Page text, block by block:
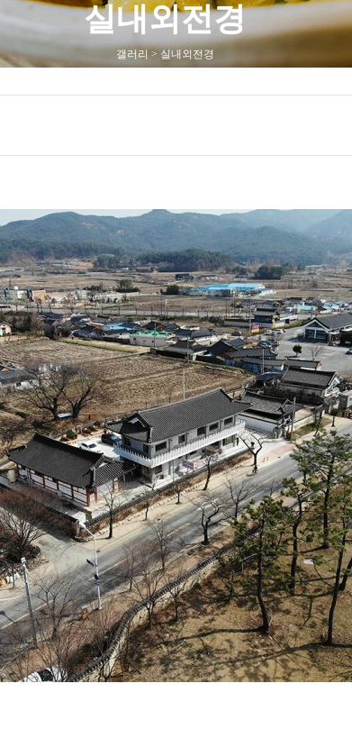
실내외전경
갤러리 > 실내외전경